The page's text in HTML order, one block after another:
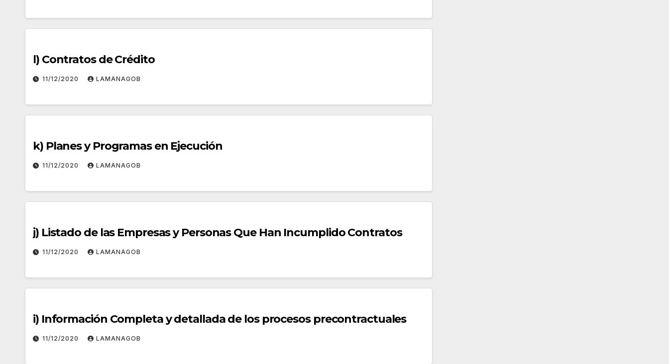
l) Contratos de Crédito
11/12/2020 LAMANAGOB
k) Planes y Programas en Ejecución
11/12/2020 LAMANAGOB
j) Listado de las Empresas y Personas Que Han Incumplido Contratos
11/12/2020 LAMANAGOB
i) Información Completa y detallada de los procesos precontractuales
11/12/2020 LAMANAGOB